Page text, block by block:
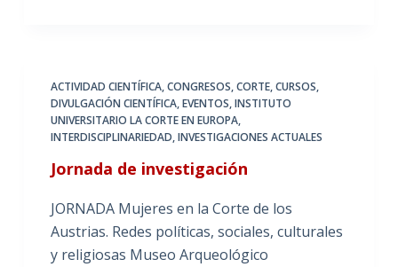
ACTIVIDAD CIENTÍFICA,CONGRESOS,CORTE,CURSOS,
DIVULGACIÓN CIENTÍFICA,EVENTOS,INSTITUTO
UNIVERSITARIO LA CORTE EN EUROPA,
INTERDISCIPLINARIEDAD,INVESTIGACIONES ACTUALES
Jornada de investigación
JORNADA Mujeres en la Corte de los
Austrias. Redes políticas, sociales, culturales
y religiosas Museo Arqueológico